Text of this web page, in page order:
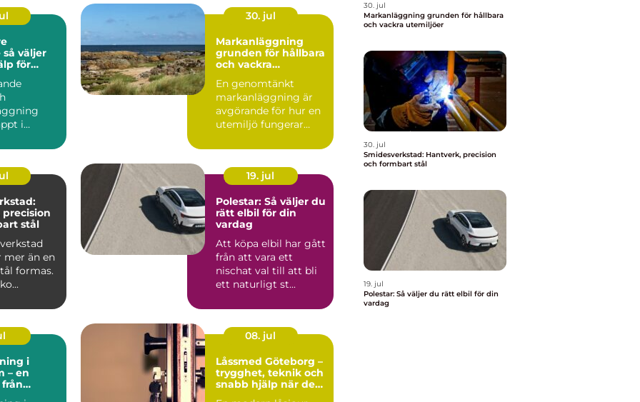
för
i
ger
30. jul
Markanläggning
grunden för hållbara
och vackra
En genomtänkt
markanläggning är
avgörande för hur en
utemiljö fungerar
det hand...
stål
mer än en
formas.
19. jul
Polestar: Så väljer du
rätt elbil för din
vardag
Att köpa elbil har gått
från att vara ett
nischat val till att bli
ett naturligt st...
i
– en
08. jul
Låssmed Göteborg –
trygghet, teknik och
snabb hjälp när det
30. jul
Markanläggning grunden för hållbara
och vackra utemiljöer
30. jul
Smidesverkstad: Hantverk, precision
och formbart stål
19. jul
Polestar: Så väljer du rätt elbil för din
vardag